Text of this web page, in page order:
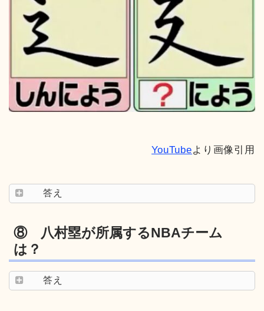
YouTubeより画像引用
答え
⑧ 八村塁が所属するNBAチーム
は？
答え